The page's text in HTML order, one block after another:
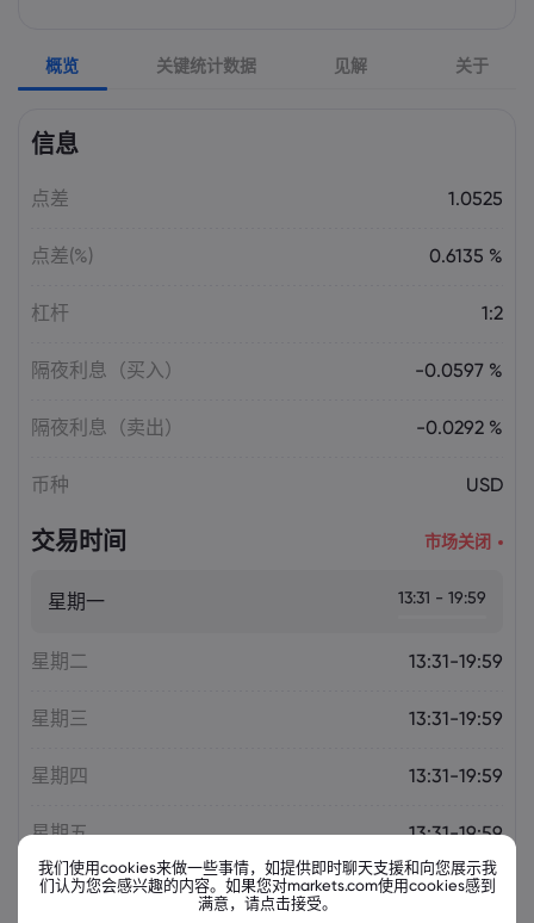
US Government Shutdown Threatens
October Inflation Data Release
US-EU Relations: Russia Sanctions Unite
Emma Rose
Overheating, U.S. Trade Policy Risk
概览 关键统计数据 见解 关于
信息
点差 1.0525
点差(%) 0.6135 %
杠杆 1:2
隔夜利息（买入） -0.0597 %
隔夜利息（卖出） -0.0292 %
币种 USD
交易时间 市场关闭
星期一 13:31 - 19:59
星期二 13:31-19:59
星期三 13:31-19:59
星期四 13:31-19:59
星期五 13:31-19:59
我们使用cookies来做一些事情，如提供即时聊天支援和向您展示我
们认为您会感兴趣的内容。如果您对markets.com使用cookies感到
满意，请点击接受。